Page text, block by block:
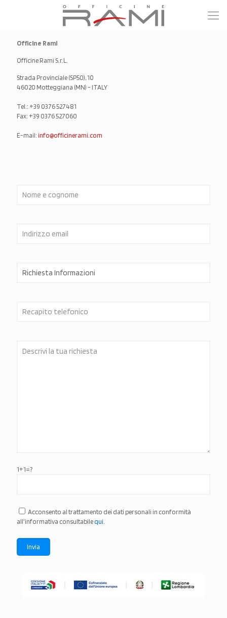
Officine Rami
Officine Rami S.r.L.
Strada Provinciale (SP50), 10
46020 Motteggiana (MN) - ITALY
Tel.: +39 0376 527481
Fax: +39 0376 527060
E-mail: info@officinerami.com
1+1=?
Acconsento al trattamento dei dati personali in conformità
all'informativa consultabilequi.